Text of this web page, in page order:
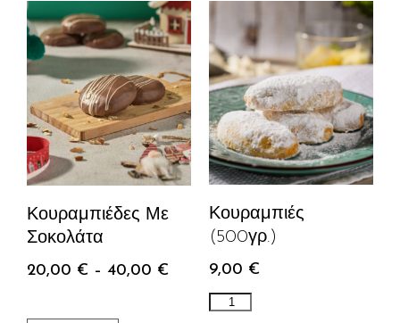
Κουραμπιέδες Με
Σοκολάτα
20,00 € – 40,00 €
Κουραμπιές
(500γρ.)
9,00 €